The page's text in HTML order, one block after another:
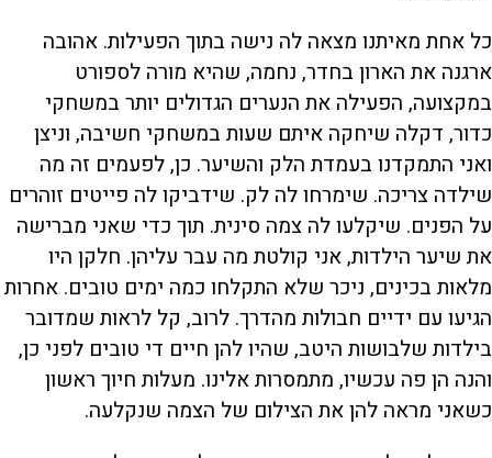
כל אחת מאיתנו מצאה לה נישה בתוך הפעילות. אהובה
ארגנה את הארון בחדר, נחמה, שהיא מורה לספורט
במקצועה, הפעילה את הנערים הגדולים יותר במשחקי
כדור, דקלה שיחקה איתם שעות במשחקי חשיבה, וניצן
ואני התמקדנו בעמדת הלק והשיער. כן, לפעמים זה מה
שילדה צריכה. שימרחו לה לק. שידביקו לה פייטים זוהרים
על הפנים. שיקלעו לה צמה סינית. תוך כדי שאני מברישה
את שיער הילדות, אני קולטת מה עבר עליהן. חלקן היו
מלאות בכינים, ניכר שלא התקלחו כמה ימים טובים. אחרות
הגיעו עם ידיים חבולות מהדרך. לרוב, קל לראות שמדובר
בילדות שלבושות היטב, שהיו להן חיים די טובים לפני כן,
והנה הן פה עכשיו, מתמסרות אלינו. מעלות חיוך ראשון
כשאני מראה להן את הצילום של הצמה שנקלעה.